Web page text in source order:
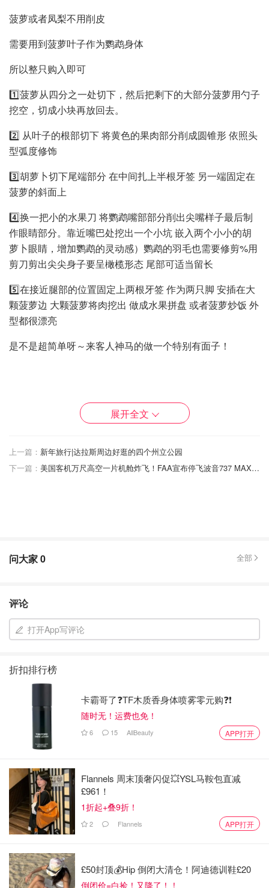
菠萝或者凤梨不用削皮
需要用到菠萝叶子作为鹦鹉身体
所以整只购入即可
1️⃣菠萝从四分之一处切下，然后把剩下的大部分菠萝用勺子
挖空，切成小块再放回去。
2️⃣ 从叶子的根部切下 将黄色的果肉部分削成圆锥形 依照头
型弧度修饰
3️⃣胡萝卜切下尾端部分 在中间扎上半根牙签 另一端固定在
菠萝的斜面上
4️⃣换一把小的水果刀 将鹦鹉嘴部部分削出尖嘴样子最后制
作眼睛部分。靠近嘴巴处挖出一个小坑 嵌入两个小小的胡
萝卜眼睛，增加鹦鹉的灵动感）鹦鹉的羽毛也需要修剪%用
剪刀剪出尖尖身子要呈橄榄形态 尾部可适当留长
5️⃣在接近腿部的位置固定上两根牙签 作为两只脚 安插在大
颗菠萝边 大颗菠萝将肉挖出 做成水果拼盘 或者菠萝炒饭 外
型都很漂亮
是不是超简单呀～来客人神马的做一个特别有面子！
展开全文
上一篇： 新年旅行|达拉斯周边好逛的四个州立公园
下一篇：
美国客机万尺高空一片机舱炸飞！FAA宣布停飞波音737 MAX 9型客机
问大家0 全部
评论
打开App写评论
折扣排行榜
卡霸哥了❓TF木质香身体喷雾零元购❓❗
随时无！运费也免！
6 15 AllBeauty APP打开
Flannels 周末顶奢闪促💥YSL马鞍包直减
£961！
1折起+叠9折！
2 Flannels APP打开
£50封顶💰Hip 倒闭大清仓！阿迪德训鞋£20
倒闭价=白捡！又降了！！